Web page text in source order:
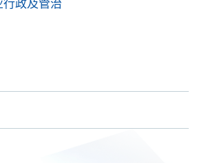
请表
何一所报名中心，以现金、「易
WeChat Pay）或支付宝
行政及管治